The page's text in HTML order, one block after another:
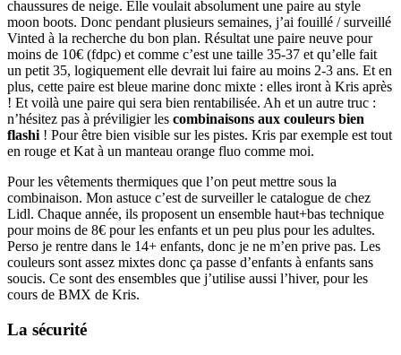
chaussures de neige. Elle voulait absolument une paire au style
moon boots. Donc pendant plusieurs semaines, j’ai fouillé / surveillé
Vinted à la recherche du bon plan. Résultat une paire neuve pour
moins de 10€ (fdpc) et comme c’est une taille 35-37 et qu’elle fait
un petit 35, logiquement elle devrait lui faire au moins 2-3 ans. Et en
plus, cette paire est bleue marine donc mixte : elles iront à Kris après
! Et voilà une paire qui sera bien rentabilisée. Ah et un autre truc :
n’hésitez pas à préviligier les combinaisons aux couleurs bien
flashi ! Pour être bien visible sur les pistes. Kris par exemple est tout
en rouge et Kat à un manteau orange fluo comme moi.
Pour les vêtements thermiques que l’on peut mettre sous la
combinaison. Mon astuce c’est de surveiller le catalogue de chez
Lidl. Chaque année, ils proposent un ensemble haut+bas technique
pour moins de 8€ pour les enfants et un peu plus pour les adultes.
Perso je rentre dans le 14+ enfants, donc je ne m’en prive pas. Les
couleurs sont assez mixtes donc ça passe d’enfants à enfants sans
soucis. Ce sont des ensembles que j’utilise aussi l’hiver, pour les
cours de BMX de Kris.
La sécurité